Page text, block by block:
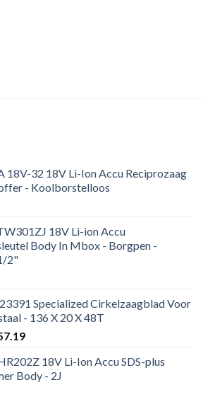
18V-32 18V Li-Ion Accu Reciprozaag
- Koolborstelloos
18V Li-ion Accu
Body In Mbox - Borgpen -
2"
Specialized Cirkelzaagblad Voor
- 136 X 20 X 48T
Huidige
is:
€57.19.
18V Li-Ion Accu SDS-plus
Body - 2J